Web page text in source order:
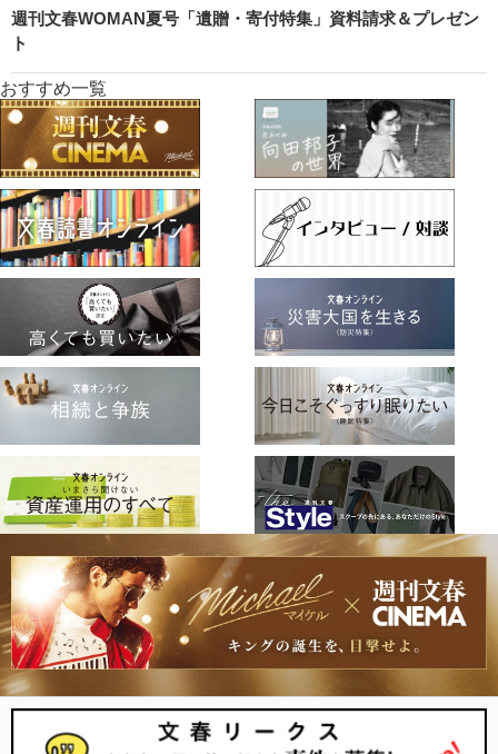
週刊文春WOMAN夏号「遺贈・寄付特集」資料請求＆プレゼン
ト
おすすめ一覧